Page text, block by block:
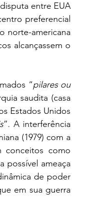
entre EUA
preferencial
norte-americana
alcançassem o
“pilares ou
saudita (casa
Estados Unidos
”. A interferência
(1979) com a
conceitos como
possível ameaça
de poder
em sua guerra